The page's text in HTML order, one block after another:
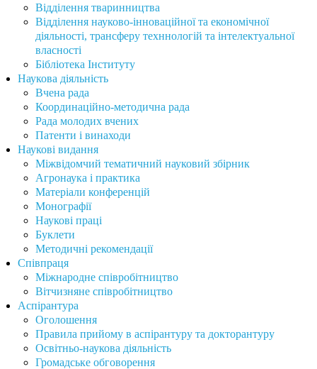
Відділення тваринництва
Відділення науково-інноваційної та економічної
діяльності, трансферу техннологій та інтелектуальної
власності
Бібліотека Інституту
Наукова діяльність
Вчена рада
Координаційно-методична рада
Рада молодих вчених
Патенти і винаходи
Наукові видання
Міжвідомчий тематичний науковий збірник
Агронаука і практика
Матеріали конференцій
Монографії
Наукові праці
Буклети
Методичні рекомендації
Співпраця
Міжнародне співробітництво
Вітчизняне співробітництво
Аспірантура
Оголошення
Правила прийому в аспірантуру та докторантуру
Освітньо-наукова діяльність
Громадське обговорення